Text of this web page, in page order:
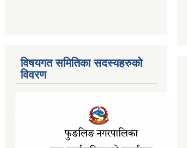
विषयगत समितिका सदस्यहरुको
विवरण